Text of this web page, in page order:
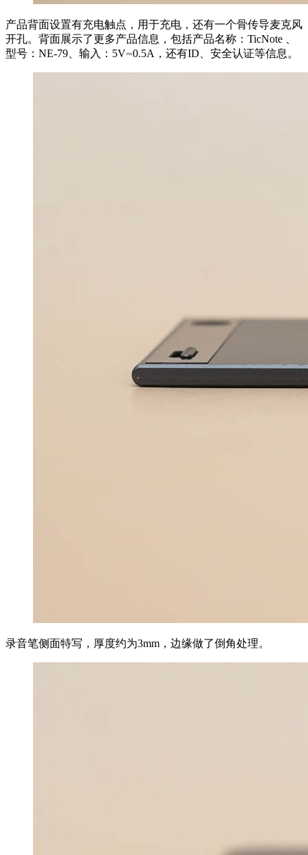
产品背面设置有充电触点，用于充电，还有一个骨传导麦克风
开孔。背面展示了更多产品信息，包括产品名称：TicNote 、
型号：NE-79、输入：5V⎓0.5A，还有ID、安全认证等信息。
录音笔侧面特写，厚度约为3mm，边缘做了倒角处理。